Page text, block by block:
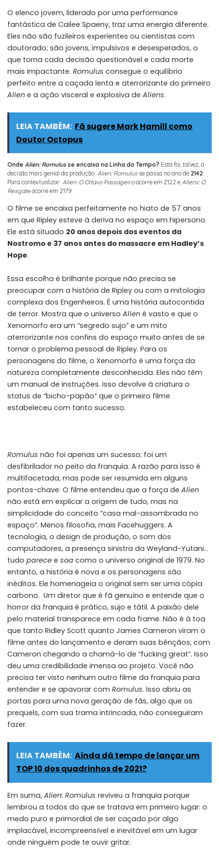
O elenco jovem, liderado por uma performance
fantástica de Cailee Spaeny, traz uma energia diferente.
Eles não são fuzileiros experientes ou cientistas com
doutorado; são jovens, impulsivos e desesperados, o
que torna cada decisão questionável e cada morte
mais impactante. Romulus consegue o equilíbrio
perfeito entre a caçada lenta e aterrorizante do primeiro
Alien e a ação visceral e explosiva de Aliens.
LEIA TAMBÉM: Fã sugere Mark Hamill como
Doutor Octopus
Onde Alien: Romulusse encaixa na Linha do Tempo? Esta foi, talvez, a
decisão mais genial da produção. Alien: Romulusse passa no ano de 2142
Para contextualizar: Alien: O Oitavo Passageiroocorre em 2122 e Aliens: O
Resgateocorre em 2179.
O filme se encaixa perfeitamente no hiato de 57 anos
em que Ripley esteve à deriva no espaço em hipersono.
Ele está situado 20 anos depois dos eventos da
Nostromo e 37 anos antes do massacre em Hadley’s
Hope.
Essa escolha é brilhante porque não precisa se
preocupar com a história de Ripley ou com a mitologia
complexa dos Engenheiros. É uma história autocontida
de terror. Mostra que o universo Alien é vasto e que o
Xenomorfo era um “segredo sujo” e um mito
aterrorizante nos confins do espaço muito antes de se
tornar o problema pessoal de Ripley. Para os
personagens do filme, o Xenomorfo é uma força da
natureza completamente desconhecida. Eles não têm
um manual de instruções. Isso devolve à criatura o
status de “bicho-papão” que o primeiro filme
estabeleceu com tanto sucesso.
Romulus não foi apenas um sucesso; foi um
desfibrilador no peito da franquia. A razão para isso é
multifacetada, mas pode ser resumida em alguns
pontos-chave: O filme entendeu que a força de Alien
não está em explicar a origem de tudo, mas na
simplicidade do conceito “casa mal-assombrada no
espaço”. Menos filosofia, mais Facehuggers. A
tecnologia, o design de produção, o som dos
computadores, a presença sinistra da Weyland-Yutani…
tudo parece e soa como o universo original de 1979. No
entanto, a história é nova e os personagens são
inéditos. Ele homenageia o original sem ser uma cópia
carbono. Um diretor que é fã genuíno e entende que o
horror da franquia é prático, sujo e tátil. A paixão dele
pelo material transparece em cada frame. Não é à toa
que tanto Ridley Scott quanto James Cameron viram o
filme antes do lançamento e deram suas bênçãos, com
Cameron chegando a chamá-lo de “fucking great”. Isso
deu uma credibilidade imensa ao projeto. Você não
precisa ter visto nenhum outro filme da franquia para
entender e se apavorar com Romulus. Isso abriu as
portas para uma nova geração de fãs, algo que os
prequels, com sua trama intrincada, não conseguiram
fazer.
LEIA TAMBÉM: Ainda dá tempo de lançar um
TOP 10 dos quadrinhos de 2021?
Em suma, Alien: Romulus reviveu a franquia porque
lembrou a todos do que se tratava em primeiro lugar: o
medo puro e primordial de ser caçado por algo
implacável, incompreensível e inevitável em um lugar
onde ninguém pode te ouvir gritar.